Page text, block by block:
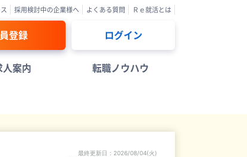
採用検討中の企業様へ よくある質問 Ｒｅ就活とは
登録 ログイン
人案内 転職ノウハウ
最終更新日
2026/08/04(火)